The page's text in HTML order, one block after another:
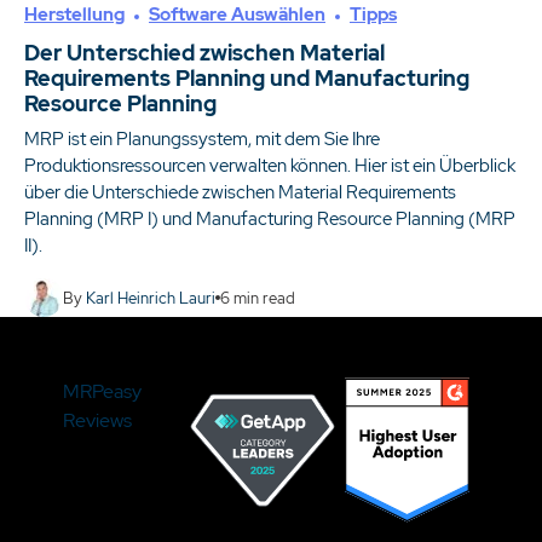
Herstellung Software Auswählen Tipps
Der Unterschied zwischen Material
Requirements Planning und Manufacturing
Resource Planning
MRP ist ein Planungssystem, mit dem Sie Ihre
Produktionsressourcen verwalten können. Hier ist ein Überblick
über die Unterschiede zwischen Material Requirements
Planning (MRP I) und Manufacturing Resource Planning (MRP
II).
By Karl Heinrich Lauri 6min read
MRPeasy
Reviews